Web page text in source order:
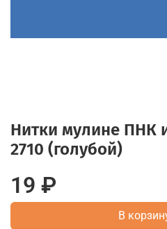
Нитки мулине ПНК
2710 (голубой)
19 ₽
В